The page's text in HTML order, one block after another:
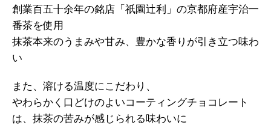
創業百五十余年の銘店「祇園辻利」の京都府産宇治一
番茶を使用
抹茶本来のうまみや甘み、豊かな香りが引き立つ味わ
い
また、溶ける温度にこだわり、
やわらかく口どけのよいコーティングチョコレート
は、抹茶の苦みが感じられる味わいに